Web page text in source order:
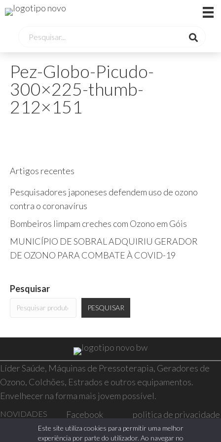
Pez-Globo-Picudo-
300×225-thumb-
212×151
Artigos recentes
Pesquisadores japoneses defendem uso de ozono
contra o coronavírus
Bombeiros limpam creches com Ozono em Góis
MUNICÍPIO DE SOBRAL ADQUIRIU GERADOR
DE OZONO PARA COMBATE À COVID-19
Pesquisar
PESQUISAR
Líder Saúde, Máquinas de Pressoterapia, Geradores de
Ozono, Colchões, Estrados e outros equipamentos.
Envelhecer na forma mais jovem possível.
NOVIDADES
SAÚDE E BEM-
Facebook
Instagram
politica de privacidade
resolução de conflitos
Este site utiliza cookies para permitir uma melhor
experiência por parte do utilizador. Ao navegar no